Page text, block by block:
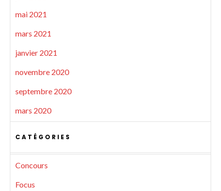
mai 2021
mars 2021
janvier 2021
novembre 2020
septembre 2020
mars 2020
CATÉGORIES
Concours
Focus